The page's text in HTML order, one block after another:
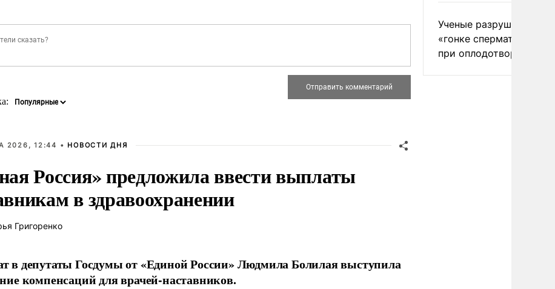
2026, 12:44 • НОВОСТИ ДНЯ
Россия» предложила ввести выплаты
в здравоохранении
Григоренко
в депутаты Госдумы от «Единой России» Людмила Болилая выступила
компенсаций для врачей-наставников.
Ученые разрушили миф
«гонке
при оплодотворении